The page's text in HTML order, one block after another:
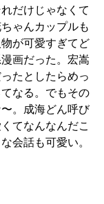
だけじゃなくて
ゃんカップルも
が可愛すぎてど
画だった。宏嵩
たとしたらめっ
なる。でもその
。成海どん呼び
てなんなんだこ
会話も可愛い。